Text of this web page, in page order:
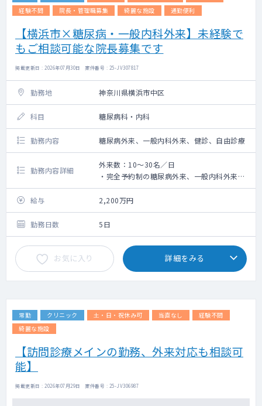
経験不問
院長・管理職募集 綺麗な施設 通勤便利
【横浜市×糖尿病・一般内科外来】未経験で
もご相談可能な院長募集です
掲載更新日 : 2026年07月30日 案件番号 : 25-JV307817
勤務地 神奈川県横浜市中区
科目 糖尿病科・内科
勤務内容 糖尿病外来、一般内科外来、健診、自由診療
勤務内容詳細
外来数：10～30名／日
・完全予約制の糖尿病外来、一般内科外来、
健診、自由診療
・患者層：糖尿病患者50％、甲状腺患者
30％、一般内科10％、その他10％
・対応疾患：糖尿病、甲状腺、内分泌、睡眠
時無呼吸症候群、一般内科（生活習慣病、舌
下免疫療法）、AGA・EDすべてをご対応いた
だきます
・上記診療内容未経験でもご相談可能です。
・1診制ですが診療マニュアルやリモートで院
給与 2,200万円
勤務日数 5日
お気に入り 詳細をみる
常勤 クリニック 土・日・祝休み可 当直なし
経験不問
綺麗な施設
【訪問診療メインの勤務、外来対応も相談可
能】
掲載更新日 : 2026年07月29日 案件番号 : 25-JV306987